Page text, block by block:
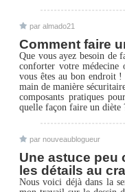
par almado21
Comment faire
Que vous ayez besoin de
conforter votre médecine
vous êtes au bon endroit
main de manière
composants pratiques
quelle façon faire un diète
par nouveaublogueur
Une astuce peu
les détails au
Nous voici déjà dans la